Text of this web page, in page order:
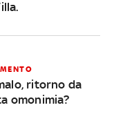
ritorno da
omonimia?